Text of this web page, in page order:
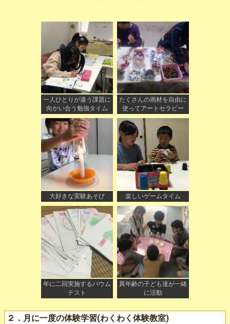
一人ひとりが違う課題に
向かい合う勉強タイム
たくさんの画材を自由に
使ってアートセラピー
大好きな実験あそび 楽しいゲームタイム
年に二回実施するバウム
テスト
異年齢の子ども達が一緒
に活動
２．月に一度の体験学習(わくわく体験教室)